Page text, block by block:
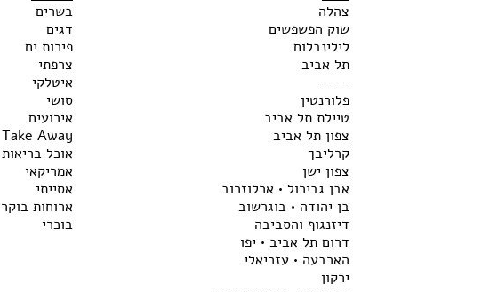
צהלה
שוק הפשפשים
לילינבלום
תל אביב
----
פלורנטין
טיילת תל אביב
צפון תל אביב
קרליבך
צפון ישן
אבן גבירול • ארלוזרוב
בן יהודה • בוגרשוב
דיזנגוף והסביבה
דרום תל אביב • יפו
הארבעה • עזריאלי
ירקון
בשרים
דגים
פירות ים
צרפתי
איטלקי
סושי
אירועים
Take Away
אוכל בריאות
אמריקאי
אסייתי
ארוחות בוקר
בוכרי